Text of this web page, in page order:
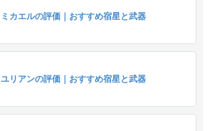
ミカエルの評価｜おすすめ宿星と武器
ユリアンの評価｜おすすめ宿星と武器